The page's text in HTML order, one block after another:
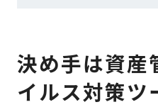
決め手は資産
イルス対策ツ